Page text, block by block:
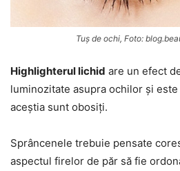
Tuș de ochi, Foto:
Highlighterul lichid are un efect
luminozitate asupra ochilor și
aceștia sunt obosiți.
Sprâncenele trebuie pensate
aspectul firelor de păr să fie